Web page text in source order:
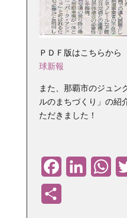
ＰＤＦ版はこちらから
球新報
また、那覇市のジュン
ルのまちづくり」の紹
ただきました！
FacebookLinkedIn